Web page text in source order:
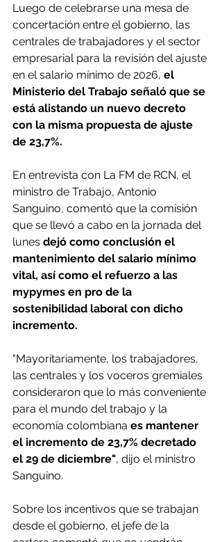
Luego de celebrarse una mesa de
concertación entre el gobierno, las
centrales de trabajadores y el sector
empresarial para la revisión del ajuste
en el salario mínimo de 2026, el
Ministerio del Trabajo señaló que se
está alistando un nuevo decreto
con la misma propuesta de ajuste
de 23,7%.
En entrevista con La FM de RCN, el
ministro de Trabajo, Antonio
Sanguino, comentó que la comisión
que se llevó a cabo en la jornada del
lunes dejó como conclusión el
mantenimiento del salario mínimo
vital, así como el refuerzo a las
mypymes en pro de la
sostenibilidad laboral con dicho
incremento.
"Mayoritariamente, los trabajadores,
las centrales y los voceros gremiales
consideraron que lo más conveniente
para el mundo del trabajo y la
economía colombiana es mantener
el incremento de 23,7% decretado
el 29 de diciembre", dijo el ministro
Sanguino.
Sobre los incentivos que se trabajan
desde el gobierno, el jefe de la